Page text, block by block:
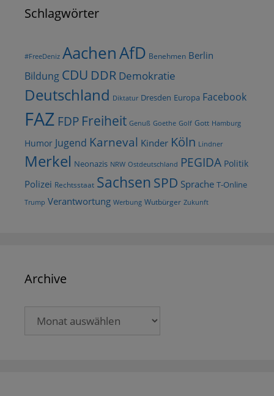
Schlagwörter
#FreeDeniz AachenAfD Benehmen Berlin
Bildung CDU DDR Demokratie
Deutschland Diktatur Dresden Europa Facebook
FAZ FDP Freiheit Genuß Goethe Golf Gott Hamburg
Humor Jugend Karneval Kinder Köln Lindner
Merkel Neonazis NRW Ostdeutschland PEGIDA Politik
Polizei Rechtsstaat Sachsen SPD Sprache T-Online
Trump Verantwortung Werbung Wutbürger Zukunft
Archive